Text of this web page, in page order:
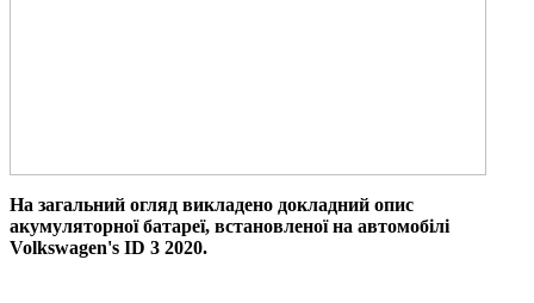
На загальний огляд викладено докладний опис
акумуляторної батареї, встановленої на автомобілі
Volkswagen's ID 3 2020.